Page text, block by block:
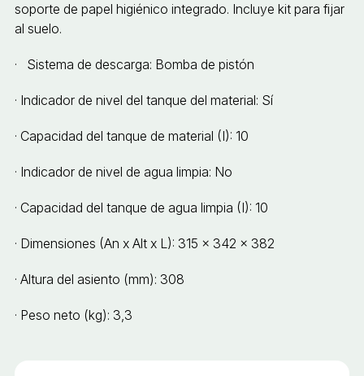
soporte de papel higiénico integrado. Incluye kit para fijar
al suelo.
· Sistema de descarga: Bomba de pistón
· Indicador de nivel del tanque del material: Sí
· Capacidad del tanque de material (I): 10
· Indicador de nivel de agua limpia: No
· Capacidad del tanque de agua limpia (I): 10
· Dimensiones (An x Alt x L): 315 x 342 x 382
· Altura del asiento (mm): 308
· Peso neto (kg): 3,3